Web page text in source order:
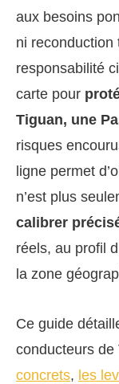
aux besoins
ni
responsabilité
carte pour
Tiguan, une
risques
ligne permet
n’est plus
calibrer
réels, au profil
la zone
Ce guide
conducteurs de
concrets, les